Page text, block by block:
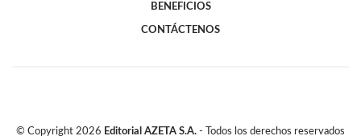
BENEFICIOS
CONTÁCTENOS
© Copyright 2026 Editorial AZETA S.A. - Todos los derechos reservados